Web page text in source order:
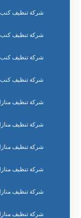
شركة تنظيف كنب
شركة تنظيف
شركة تنظيف
شركة تنظيف
شركة تنظيف
شركة تنظيف
شركة تنظيف
شركة تنظيف
شركة تنظيف
شركة تنظيف